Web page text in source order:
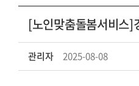
[노인맞춤돌봄서비스
관리자 2025-08-08